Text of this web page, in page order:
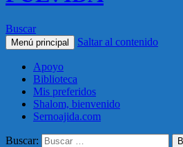
Buscar
Menú principal Saltar al contenido
Apoyo
Biblioteca
Mis preferidos
Shalom, bienvenido
Sernoajida.com
Buscar: